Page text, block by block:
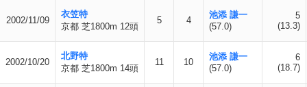
2002/11/09
衣笠特
京都 芝1800m 12頭
5 4
池添 謙一
(57.0)
5
(13.3)
2002/10/20
北野特
京都 芝1800m 14頭
11 10
池添 謙一
(57.0)
6
(18.7)